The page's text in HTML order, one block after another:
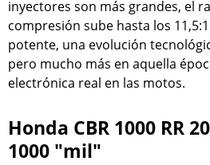
inyectores son más grandes, el
compresión sube hasta los 11,5:1
potente, una evolución
pero mucho más en aquella
electrónica real en las motos.
Honda CBR 1000 RR
1000 "mil"